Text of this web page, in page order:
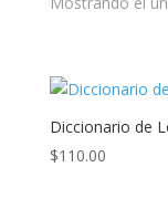
Diccionario de
$110.00